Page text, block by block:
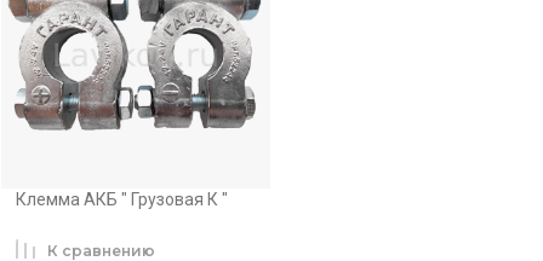
Клемма АКБ " Грузовая К "
К сравнению